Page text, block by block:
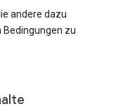
andere dazu
Bedingungen zu